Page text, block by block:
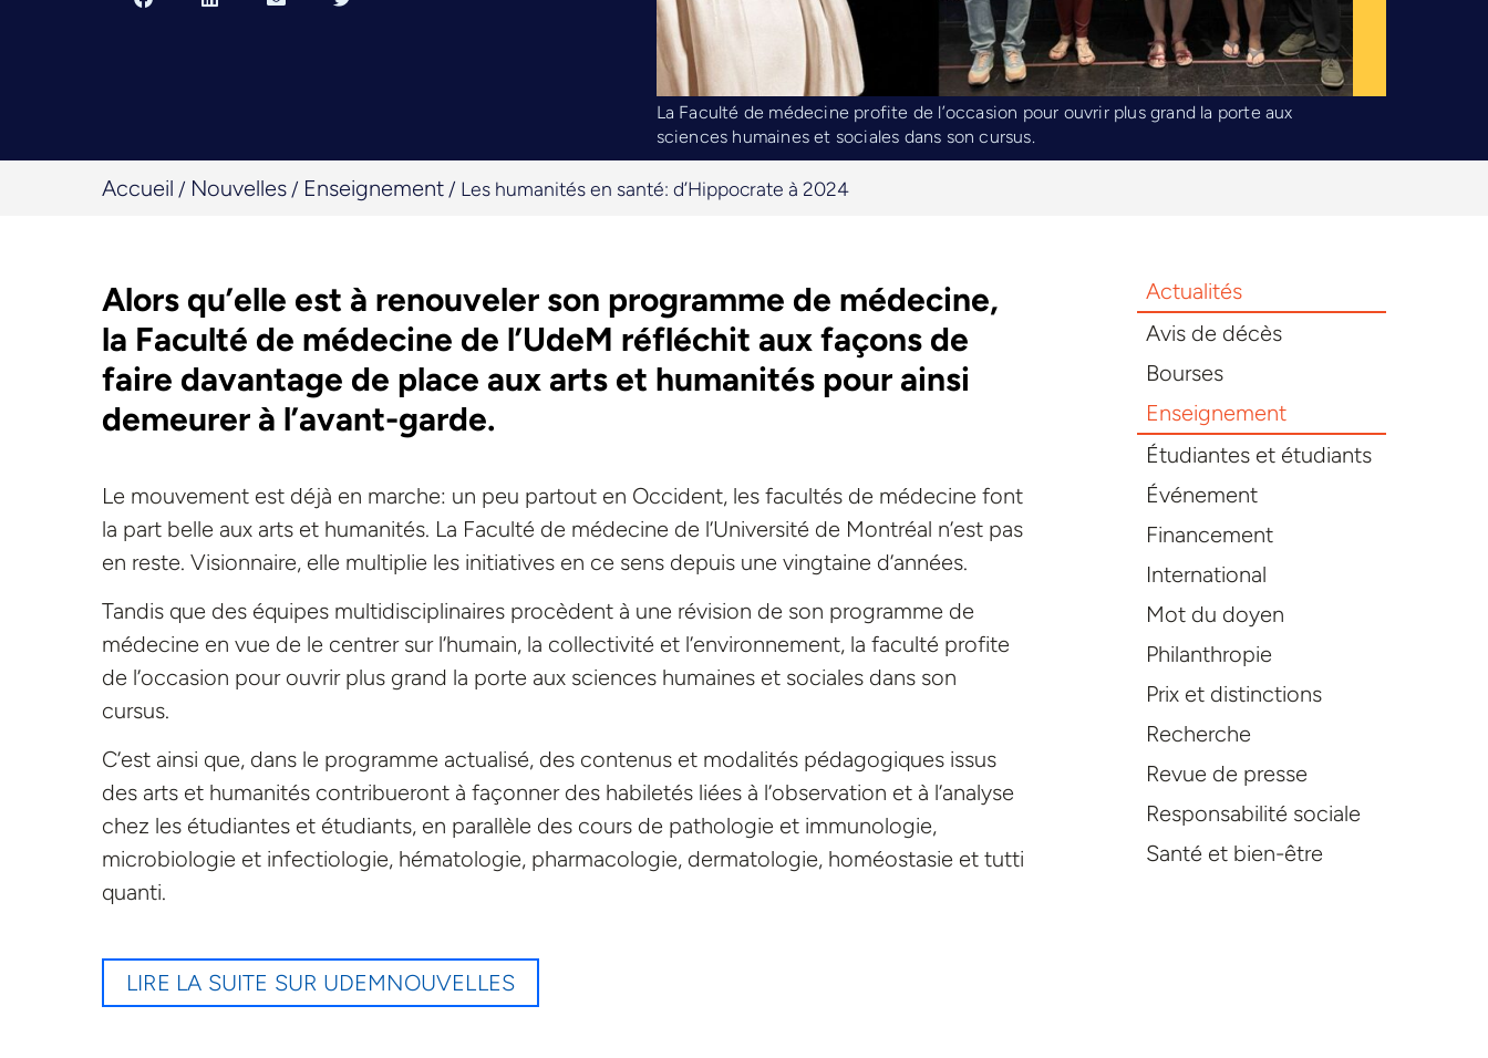
La Faculté de médecine profite de l’occasion pour ouvrir plus grand la porte aux
sciences humaines et sociales dans son cursus.
Accueil / Nouvelles / Enseignement / Les humanités en santé: d’Hippocrate à 2024
Alors qu’elle est à renouveler son programme de médecine,
la Faculté de médecine de l’UdeM réfléchit aux façons de
faire davantage de place aux arts et humanités pour ainsi
demeurer à l’avant-garde.
Le mouvement est déjà en marche: un peu partout en Occident, les facultés de médecine font
la part belle aux arts et humanités. La Faculté de médecine de l’Université de Montréal n’est pas
en reste. Visionnaire, elle multiplie les initiatives en ce sens depuis une vingtaine d’années.
Tandis que des équipes multidisciplinaires procèdent à une révision de son programme de
médecine en vue de le centrer sur l’humain, la collectivité et l’environnement, la faculté profite
de l’occasion pour ouvrir plus grand la porte aux sciences humaines et sociales dans son
cursus.
C’est ainsi que, dans le programme actualisé, des contenus et modalités pédagogiques issus
des arts et humanités contribueront à façonner des habiletés liées à l’observation et à l’analyse
chez les étudiantes et étudiants, en parallèle des cours de pathologie et immunologie,
microbiologie et infectiologie, hématologie, pharmacologie, dermatologie, homéostasie et tutti
quanti.
LIRE LA SUITE SUR UDEMNOUVELLES
Actualités
Avis de décès
Bourses
Enseignement
Étudiantes et étudiants
Événement
Financement
International
Mot du doyen
Philanthropie
Prix et distinctions
Recherche
Revue de presse
Responsabilité sociale
Santé et bien-être